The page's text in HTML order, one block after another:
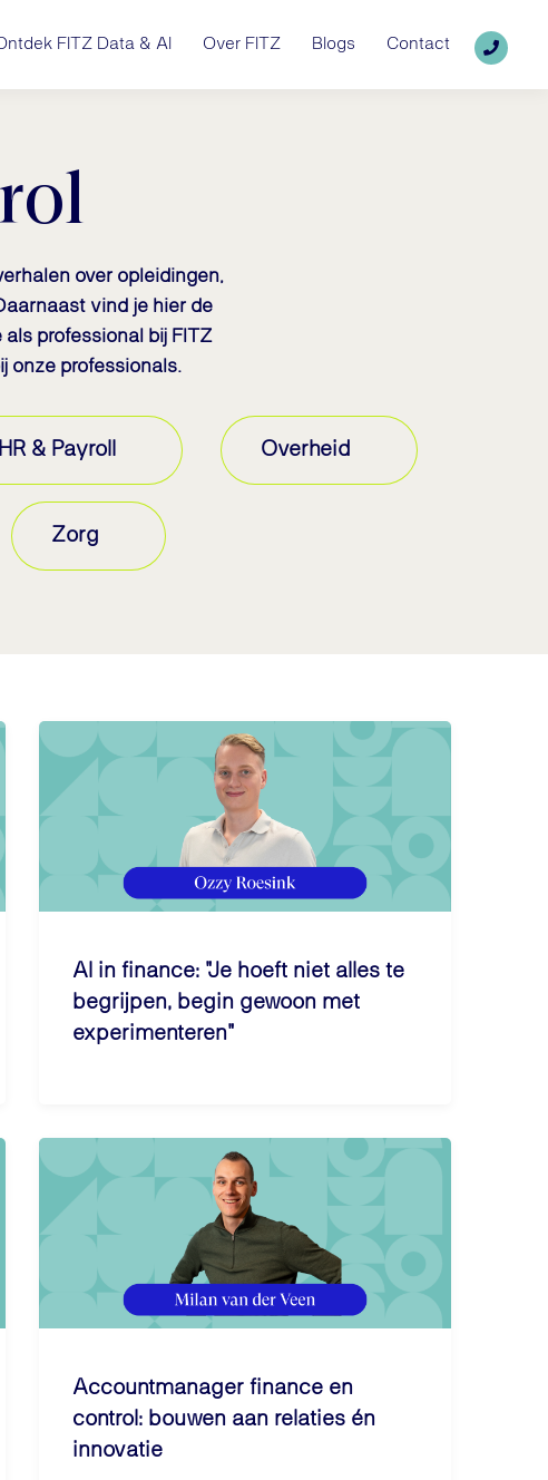
FITZ Data & AI Over FITZ Blogs Contact
over opleidingen,
vind je hier de
professional bij FITZ
onze professionals.
HR & Payroll Overheid
Zorg
AI in finance: "Je hoeft niet alles te
begrijpen, begin gewoon met
experimenteren"
Accountmanager finance en
control: bouwen aan relaties én
innovatie